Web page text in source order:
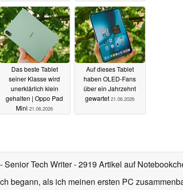
28.06.2026
Das beste Tablet
seiner Klasse wird
unerklärlich klein
gehalten | Oppo Pad
Mini 21.06.2026
Auf dieses Tablet
haben OLED-Fans
über ein Jahrzehnt
gewartet 21.06.2026
- Senior Tech Writer- 2919 Artikel auf
begann, als ich meinen ersten PC